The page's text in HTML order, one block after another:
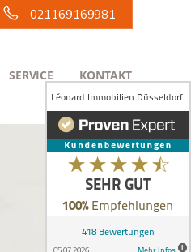
021169169981
SERVICE KONTAKT